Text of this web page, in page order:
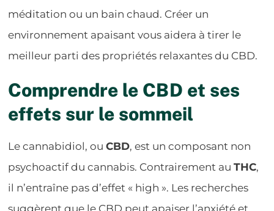
méditation ou un bain chaud. Créer un
environnement apaisant vous aidera à tirer le
meilleur parti des propriétés relaxantes du CBD.
Comprendre le CBD et ses
effets sur le sommeil
Le cannabidiol, ouCBD, est un composant non
psychoactif du cannabis. Contrairement auTHC,
il n’entraîne pas d’effet « high ». Les recherches
suggèrent que le CBD peut apaiser l’anxiété et